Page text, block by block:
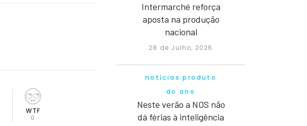
WTF
0
Intermarché reforça
aposta na produção
nacional
28 de Julho, 2026
notícias produto
do ano
Neste verão a NOS não
dá férias à inteligência